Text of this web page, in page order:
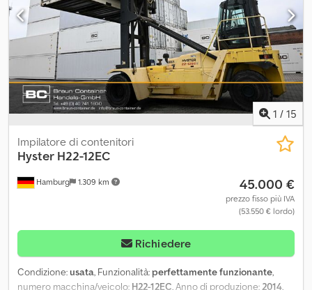
Peso a vuoto: 21.000 kg Funzionalità Capacità di sollevamento:
18.000 kg Csdpfjut Sttsx Apyorf Altezza: 226,5 cm Dimensioni del
vano di carico: 547 x 216 x 226 cm Condizioni Condizioni tecniche:
ottime Condizioni estetiche: ottime Ulteriori informazioni
Condizioni dei pneumatici anteriori: 80 - 100% Condizioni dei
pneumatici posteriori: 80 - 100% Pneumatici anteriori: 12.00-20
Pneumatici posteriori: 12.00-20 Ulteriori informazioni Per ulteriori
informazioni, contattare Marco Levermann.
1 / 15
Hamburg 1.309 km
Impilatore di contenitori
Hyster H22-12EC
45.000 €
prezzo fisso più IVA
(53.550 € lordo)
Richiedere
Condizione:usata, Funzionalità: perfettamente funzionante,
numero macchina/veicolo: H22-12EC, Anno di produzione:2014,